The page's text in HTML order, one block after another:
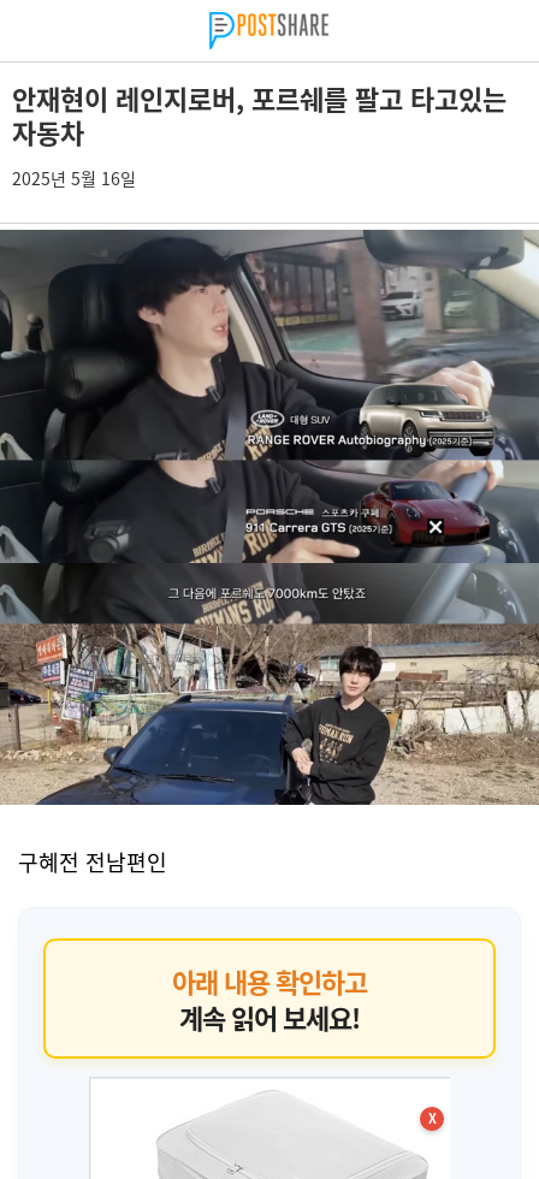
안재현이 레인지로버, 포르쉐를 팔고 타고있는
자동차
2025년 5월 16일
구혜전 전남편인
아래 내용 확인하고
계속 읽어 보세요!
X